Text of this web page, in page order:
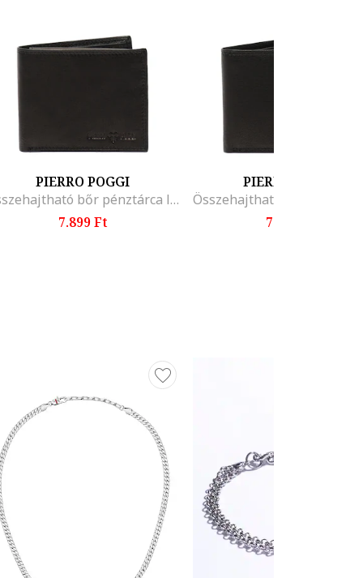
PIERRO POGGI
Összehajtható bőr pénztárca logóval, Fekete
7.899 Ft
PIERRO POGGI
7.899 Ft